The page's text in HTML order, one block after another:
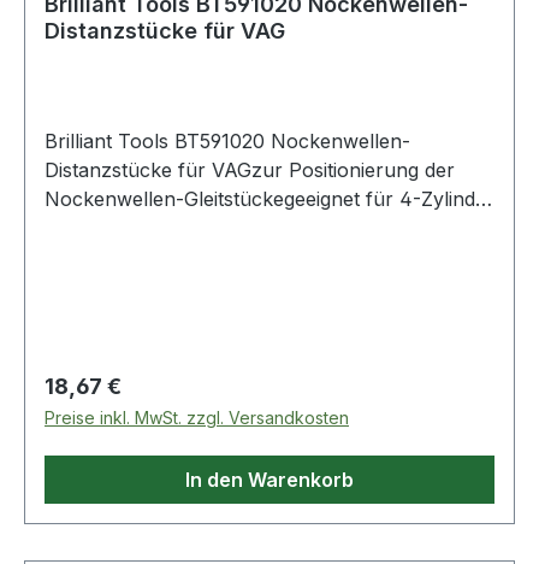
Distanzstücke für VAG
Brilliant Tools BT591020 Nockenwellen-
Distanzstücke für VAGzur Positionierung der
Nockenwellen-Gleitstückegeeignet für 4-Zylinder
Regulärer Preis:
18,67 €
Preise inkl. MwSt. zzgl. Versandkosten
In den Warenkorb